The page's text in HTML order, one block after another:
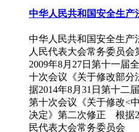
中华人民共和国安全生产
中华人民共和国安全生产
人民代表大会常务委员
2009年8月27日第十一届
十次会议《关于修改部
据2014年8月31日第十二
第十次会议《关于修改<
决定》第二次修正 根据
民代表大会常务委员会